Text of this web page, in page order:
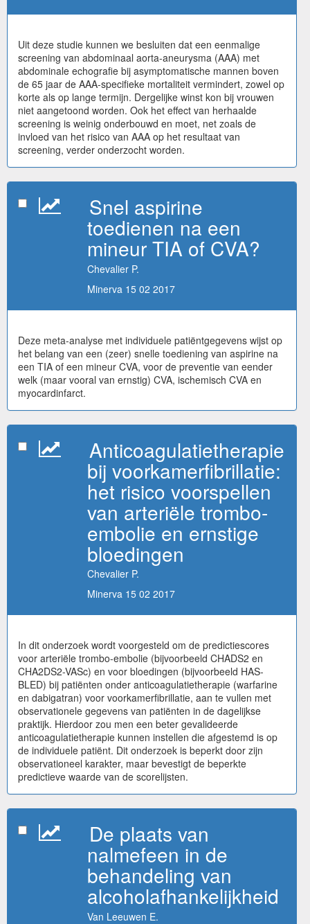
Uit deze studie kunnen we besluiten dat een eenmalige
screening van abdominaal aorta-aneurysma (AAA) met
abdominale echografie bij asymptomatische mannen boven
de 65 jaar de AAA-specifieke mortaliteit vermindert, zowel op
korte als op lange termijn. Dergelijke winst kon bij vrouwen
niet aangetoond worden. Ook het effect van herhaalde
screening is weinig onderbouwd en moet, net zoals de
invloed van het risico van AAA op het resultaat van
screening, verder onderzocht worden.
Snel aspirine
toedienen na een
mineur TIA of CVA?
Chevalier P.
Minerva 15 02 2017
Deze meta-analyse met individuele patiëntgegevens wijst op
het belang van een (zeer) snelle toediening van aspirine na
een TIA of een mineur CVA, voor de preventie van eender
welk (maar vooral van ernstig) CVA, ischemisch CVA en
myocardinfarct.
Anticoagulatietherapie
bij voorkamerfibrillatie:
het risico voorspellen
van arteriële trombo-
embolie en ernstige
bloedingen
Chevalier P.
Minerva 15 02 2017
In dit onderzoek wordt voorgesteld om de predictiescores
voor arteriële trombo-embolie (bijvoorbeeld CHADS2 en
CHA2DS2-VASc) en voor bloedingen (bijvoorbeeld HAS-
BLED) bij patiënten onder anticoagulatietherapie (warfarine
en dabigatran) voor voorkamerfibrillatie, aan te vullen met
observationele gegevens van patiënten in de dagelijkse
praktijk. Hierdoor zou men een beter gevalideerde
anticoagulatietherapie kunnen instellen die afgestemd is op
de individuele patiënt. Dit onderzoek is beperkt door zijn
observationeel karakter, maar bevestigt de beperkte
predictieve waarde van de scorelijsten.
De plaats van
nalmefeen in de
behandeling van
alcoholafhankelijkheid
Van Leeuwen E.